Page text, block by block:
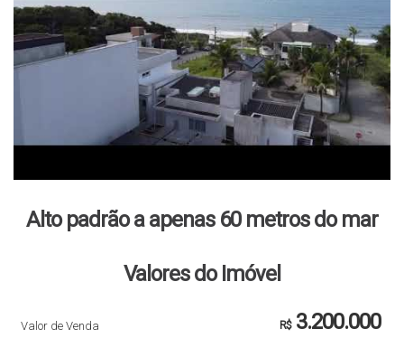
Alto padrão a apenas 60 metros do mar
Valores do Imóvel
R$3.200.000
Valor de Venda